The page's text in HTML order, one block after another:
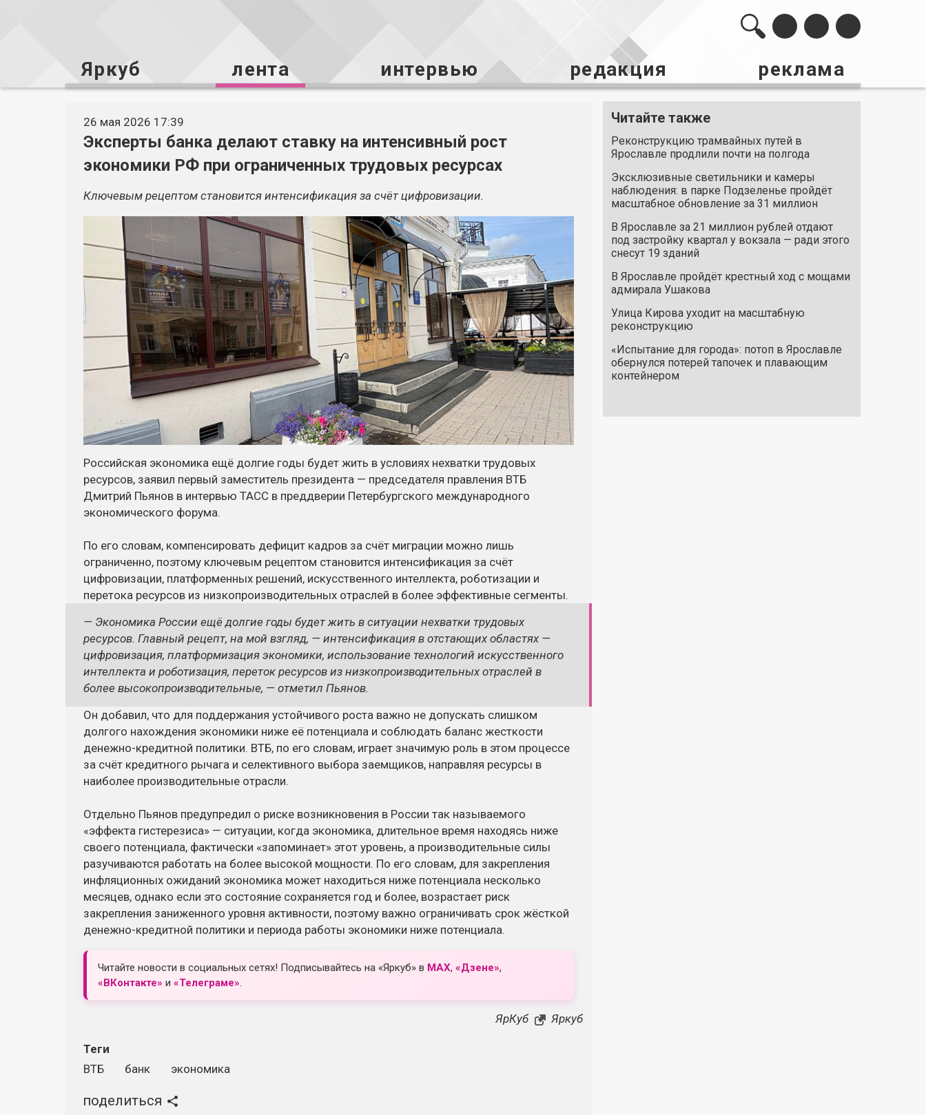
Яркуб лента интервью редакция реклама
26 мая 2026 17:39
Эксперты банка делают ставку на интенсивный рост
экономики РФ при ограниченных трудовых ресурсах
Ключевым рецептом становится интенсификация за счёт цифровизации.
Российская экономика ещё долгие годы будет жить в условиях нехватки трудовых
ресурсов, заявил первый заместитель президента — председателя правления ВТБ
Дмитрий Пьянов в интервью ТАСС в преддверии Петербургского международного
экономического форума.
По его словам, компенсировать дефицит кадров за счёт миграции можно лишь
ограниченно, поэтому ключевым рецептом становится интенсификация за счёт
цифровизации, платформенных решений, искусственного интеллекта, роботизации и
перетока ресурсов из низкопроизводительных отраслей в более эффективные сегменты.
— Экономика России ещё долгие годы будет жить в ситуации нехватки трудовых
ресурсов. Главный рецепт, на мой взгляд, — интенсификация в отстающих областях —
цифровизация, платформизация экономики, использование технологий искусственного
интеллекта и роботизация, переток ресурсов из низкопроизводительных отраслей в
более высокопроизводительные, — отметил Пьянов.
Он добавил, что для поддержания устойчивого роста важно не допускать слишком
долгого нахождения экономики ниже её потенциала и соблюдать баланс жесткости
денежно-кредитной политики. ВТБ, по его словам, играет значимую роль в этом процессе
за счёт кредитного рычага и селективного выбора заемщиков, направляя ресурсы в
наиболее производительные отрасли.
Отдельно Пьянов предупредил о риске возникновения в России так называемого
«эффекта гистерезиса» — ситуации, когда экономика, длительное время находясь ниже
своего потенциала, фактически «запоминает» этот уровень, а производительные силы
разучиваются работать на более высокой мощности. По его словам, для закрепления
инфляционных ожиданий экономика может находиться ниже потенциала несколько
месяцев, однако если это состояние сохраняется год и более, возрастает риск
закрепления заниженного уровня активности, поэтому важно ограничивать срок жёсткой
денежно-кредитной политики и периода работы экономики ниже потенциала.
Читайте новости в социальных сетях! Подписывайтесь на «Яркуб» в MAX, «Дзене»,
«ВКонтакте» и «Телеграме».
ЯрКуб Яркуб
Теги
ВТБ
банк экономика
поделиться
Читайте также
Реконструкцию трамвайных путей в
Ярославле продлили почти на полгода
Эксклюзивные светильники и камеры
наблюдения: в парке Подзеленье пройдёт
масштабное обновление за 31 миллион
В Ярославле за 21 миллион рублей отдают
под застройку квартал у вокзала — ради этого
снесут 19 зданий
В Ярославле пройдёт крестный ход с мощами
адмирала Ушакова
Улица Кирова уходит на масштабную
реконструкцию
«Испытание для города»: потоп в Ярославле
обернулся потерей тапочек и плавающим
контейнером